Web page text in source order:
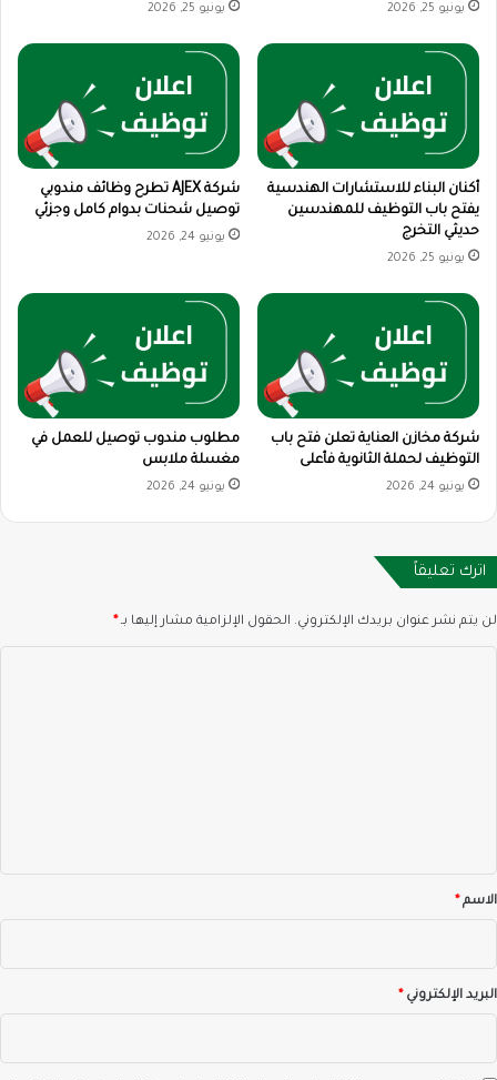
يونيو 25, 2026 يونيو 25, 2026
أكنان البناء للاستشارات الهندسية
يفتح باب التوظيف للمهندسين
حديثي التخرج
يونيو 25, 2026
شركة AJEX تطرح وظائف مندوبي
توصيل شحنات بدوام كامل وجزئي
يونيو 24, 2026
شركة مخازن العناية تعلن فتح باب
التوظيف لحملة الثانوية فأعلى
يونيو 24, 2026
مطلوب مندوب توصيل للعمل في
مغسلة ملابس
يونيو 24, 2026
اترك تعليقاً
لن يتم نشر عنوان بريدك الإلكتروني. الحقول الإلزامية مشار إليها بـ*
*الاسم*
البريد الإلكتروني*